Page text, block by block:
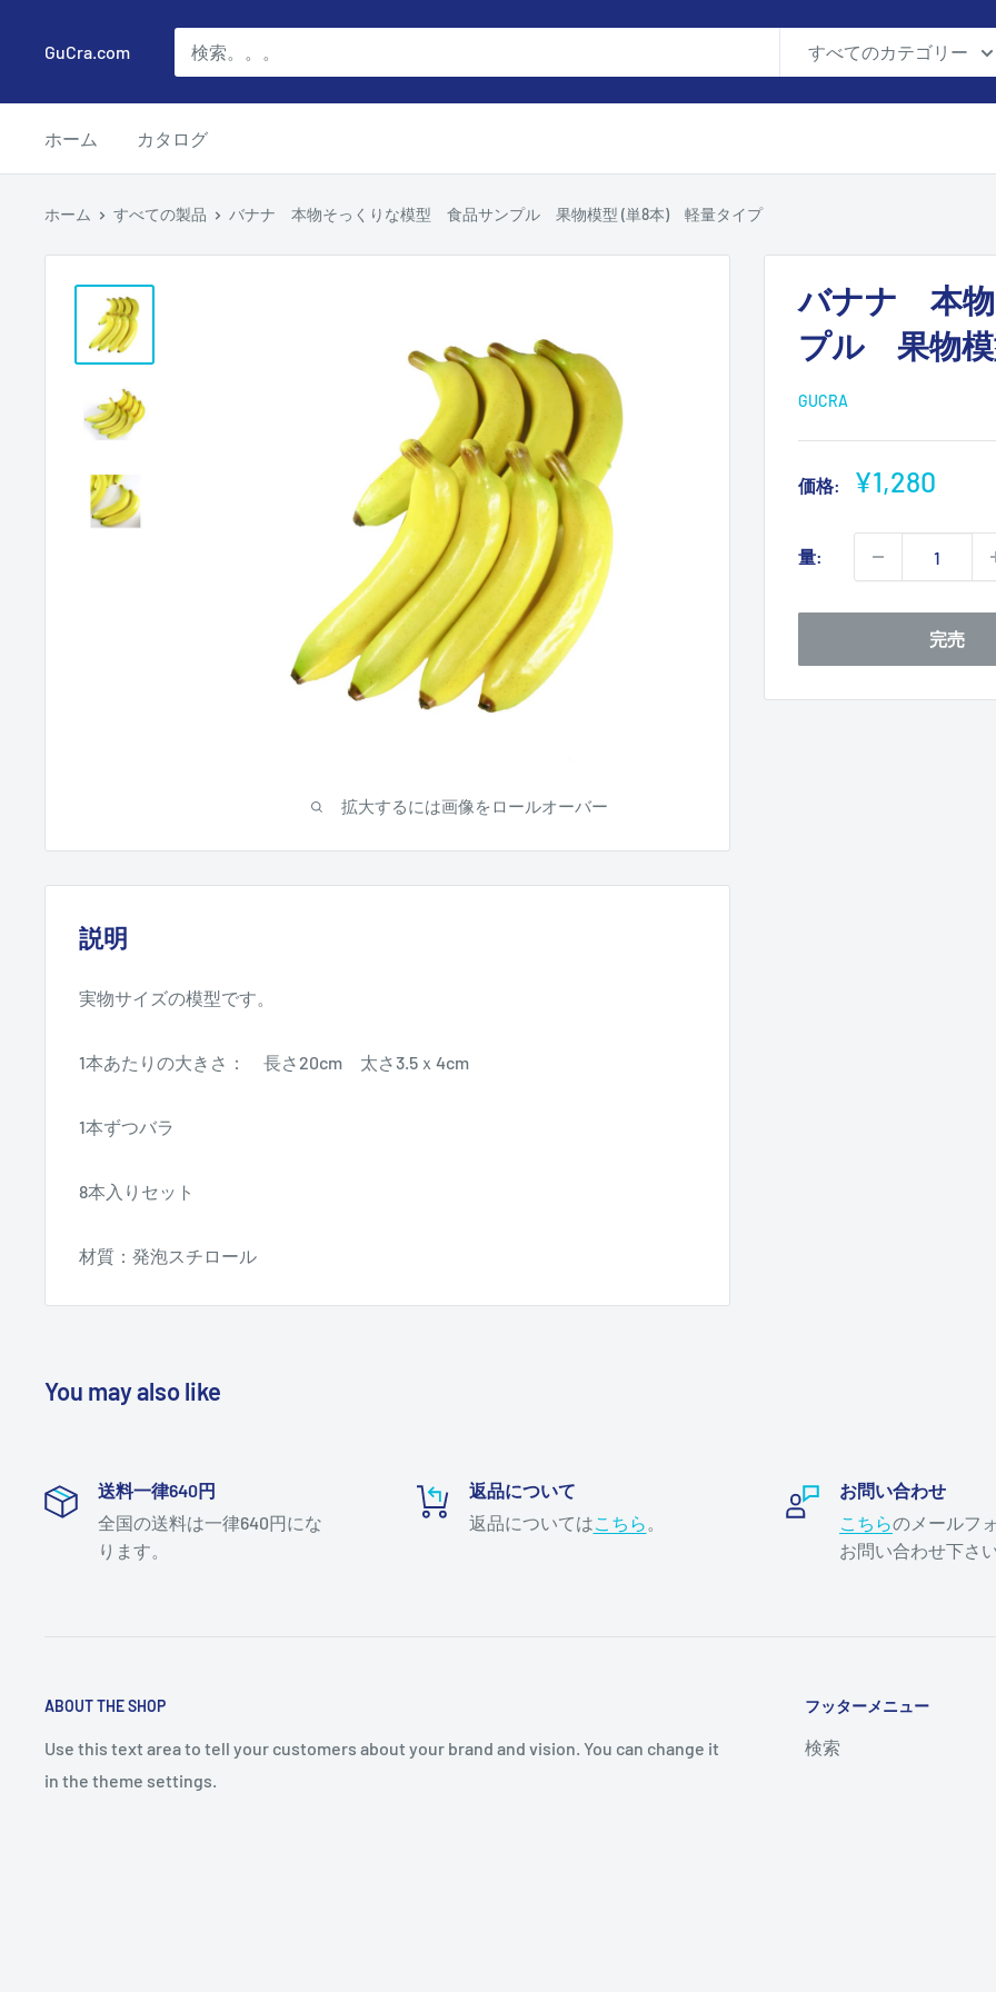
に
GuCra.com すべてのカテゴリー
ホーム カタログ
ホーム すべての製品 バナナ 本物そっくりな模型 食品サンプル 果物模型 (単8本) 軽量タイプ
拡大するには画像をロールオーバー
バナナ 本
プル 果物
GUCRA
価格:
販
価
格
¥1,280
量:
完売
説明
実物サイズの模型です。
1本あたりの大きさ： 長さ20cm 太さ3.5ｘ4cm
1本ずつバラ
8本入りセット
材質：発泡スチロール
You may also like
送料一律640円
全国の送料は一律640円にな
ります。
返品について
返品についてはこちら 。
お問い合わせ
こちらのメールフ
お問い合わせ下さい
ABOUT THE SHOP
Use this text area to tell your customers about your brand and vision. You can change it
in the theme settings.
フッターメニュー
検索